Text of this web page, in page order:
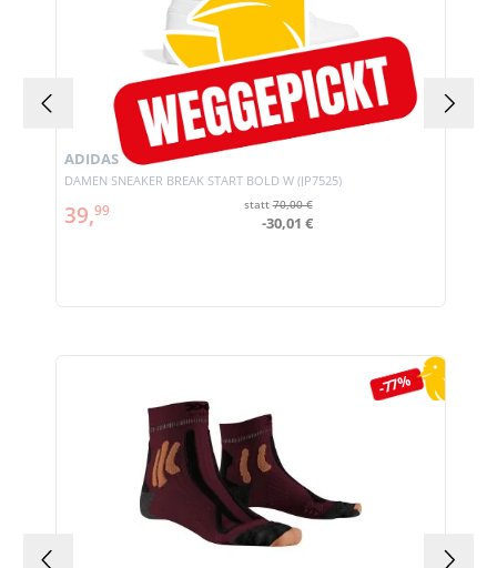
DAMEN SNEAKER BREAK START BOLD W (JP7525)
ADIDAS
39,99 statt70,00 €
-30,01 €
-77%